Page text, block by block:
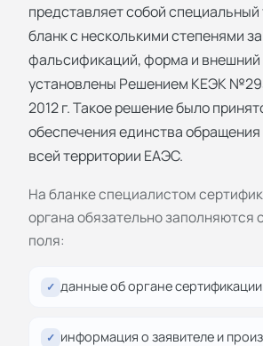
представляет собой
бланк с несколькими степенями
фальсификаций, форма и внешний
установлены Решением КЕЭК
2012 г. Такое решение было
обеспечения единства
всей территории ЕАЭС.
На бланке специалистом
органа обязательно заполняются
поля:
✓ данные об органе сертификации
✓ информация о заявителе и